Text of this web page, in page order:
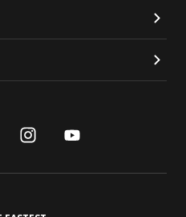
instagram
youtube